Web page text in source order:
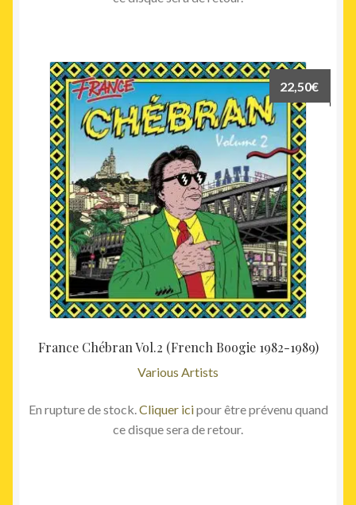
France Chébran Vol.2 (French Boogie 1982-1989)
Various Artists
22,50€
En rupture de stock.Cliquer icipour être prévenu quand
ce disque sera de retour.